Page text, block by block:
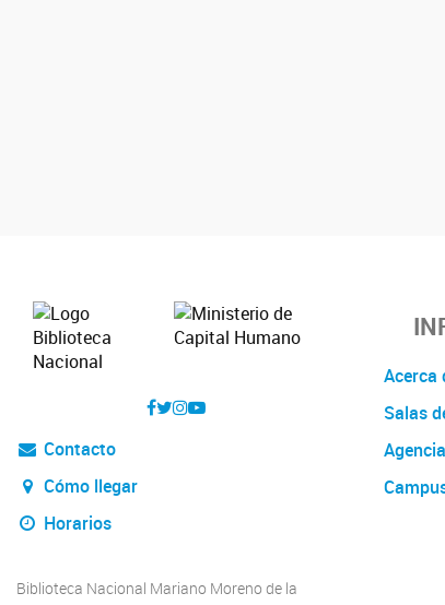
Contacto
Cómo llegar
Horarios
Biblioteca Nacional Mariano Moreno de la
Acerca
Salas